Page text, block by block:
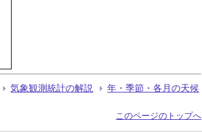
気象観測統計の解説 年・季節・各月の天候
このページのトップへ